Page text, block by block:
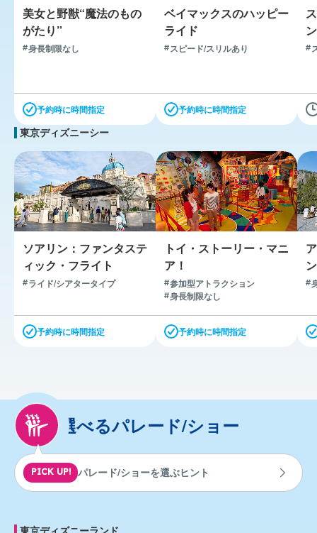
オリジナルグッズ引換券
1枚
1枚
※1部屋あたりに付帯する枚数です。
美女と野獣“魔法のもの
がたり”
身長制限なし
予約時に時間指定
ベイマックスのハッピー
ライド
スピード/スリルあり
予約時に時間指定
ン
東京ディズニーシー
ソアリン：ファンタステ
ィック・フライト
ライド/シアタータイプ
予約時に時間指定
トイ・ストーリー・マニ
ア！
参加型アトラクション
身長制限なし
予約時に時間指定
選べるパレード/ショー
PICK UP! パレード/ショーを選ぶヒント
東京ディズニーランド